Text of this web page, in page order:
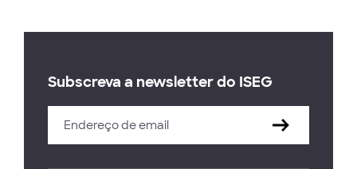
Subscreva a newsletter do ISEG